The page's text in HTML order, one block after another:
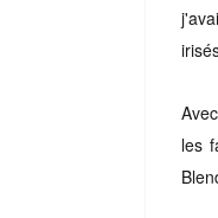
les